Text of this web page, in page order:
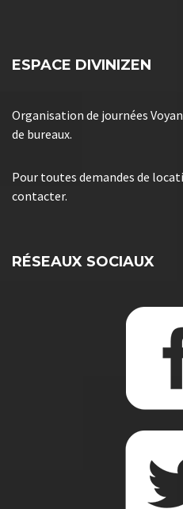
ESPACE DIVINIZEN
Organisation de journées
de bureaux.
Pour toutes demandes de
contacter.
RÉSEAUX SOCIAUX